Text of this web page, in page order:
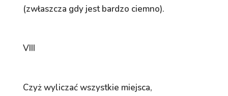
(zwłaszcza gdy jest bardzo ciemno).
VIII
Czyż wyliczać wszystkie miejsca,